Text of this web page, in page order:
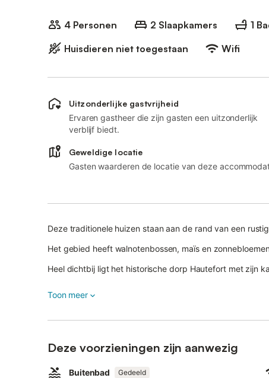
4 Personen 2 Slaapkamers 1
Huisdieren niet toegestaan
Wifi
Uitzonderlijke gastvrijheid
Ervaren gastheer die zijn gasten een uitzonderlijk
verblijf biedt.
Geweldige locatie
Gasten waarderen de locatie van deze
Deze traditionele huizen staan aan de rand van een
Het gebied heeft walnotenbossen, maïs en
Heel dichtbij ligt het historische dorp Hautefort met zijn
de middeleeuwse stad Sarlat met zijn markt, La Roque-
Privé terras met barbecue.
Toon meer
Deze voorzieningen zijn aanwezig
Buitenbad Gedeeld